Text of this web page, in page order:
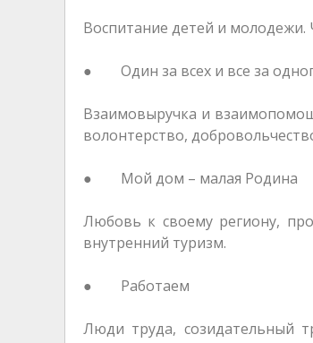
Воспитание детей и
● Один за всех и все за
Взаимовыручка и
волонтерство,
● Мой дом – малая Родина
Любовь к своему региону,
внутренний туризм.
● Работаем
Люди труда, созидательный